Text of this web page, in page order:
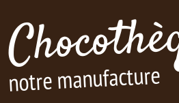
notre manufacture